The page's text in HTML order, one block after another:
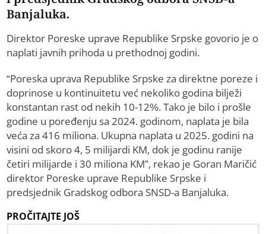
Banjaluka.
Direktor Poreske uprave Republike Srpske govorio je o
naplati javnih prihoda u prethodnoj godini.
“Poreska uprava Republike Srpske za direktne poreze i
doprinose u kontinuitetu već nekoliko godina bilježi
konstantan rast od nekih 10-12%. Tako je bilo i prošle
godine u poređenju sa 2024. godinom, naplata je bila
veća za 416 miliona. Ukupna naplata u 2025. godini na
visini od skoro 4, 5 milijardi KM, dok je godinu ranije
četiri milijarde i 30 miliona KM”, rekao je Goran Maričić
direktor Poreske uprave Republike Srpske i
predsjednik Gradskog odbora SNSD-a Banjaluka.
PROČITAJTE JOŠ